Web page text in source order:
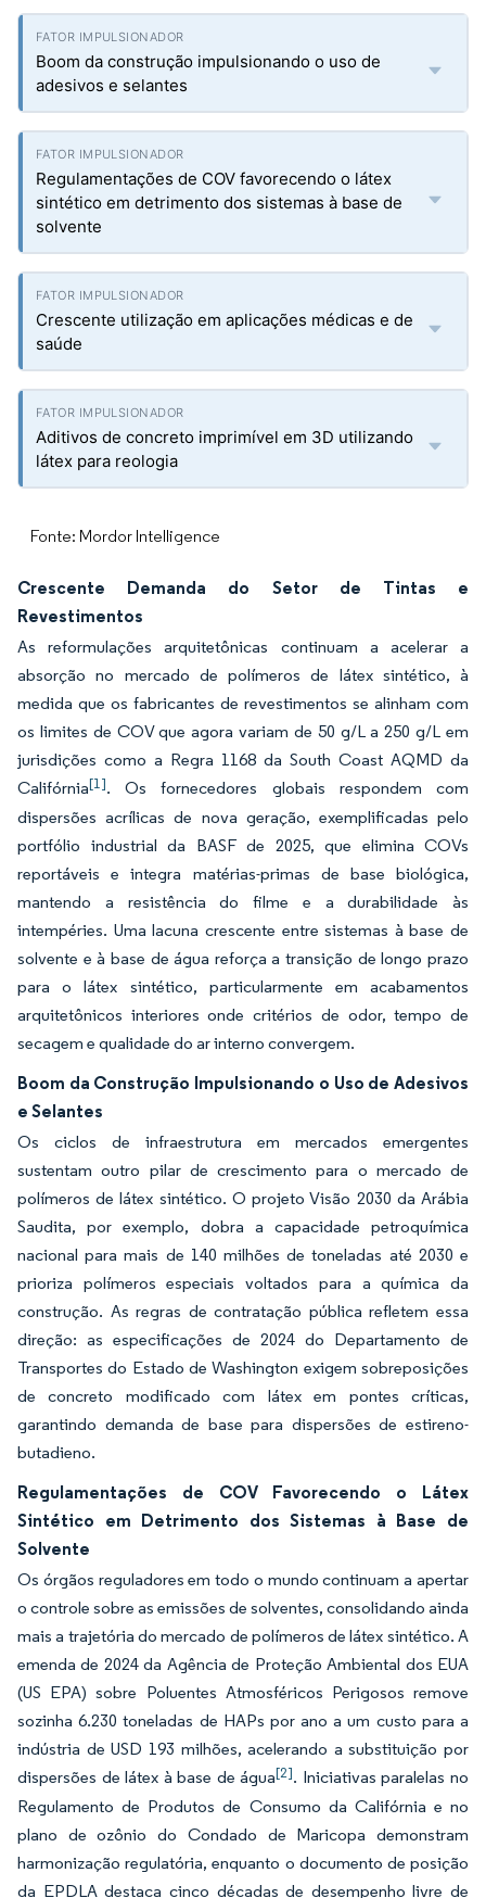
Boom da construção impulsionando o uso de
adesivos e selantes
Regulamentações de COV favorecendo o látex
sintético em detrimento dos sistemas à base de
solvente
Crescente utilização em aplicações médicas e de
saúde
Aditivos de concreto imprimível em 3D utilizando
látex para reologia
Fonte: Mordor Intelligence
Crescente Demanda do Setor de Tintas e
Revestimentos
As reformulações arquitetônicas continuam a acelerar a
absorção no mercado de polímeros de látex sintético, à
medida que os fabricantes de revestimentos se alinham com
os limites de COV que agora variam de 50 g/L a 250 g/L em
jurisdições como a Regra 1168 da South Coast AQMD da
Califórnia[1]. Os fornecedores globais respondem com
dispersões acrílicas de nova geração, exemplificadas pelo
portfólio industrial da BASF de 2025, que elimina COVs
reportáveis e integra matérias-primas de base biológica,
mantendo a resistência do filme e a durabilidade às
intempéries. Uma lacuna crescente entre sistemas à base de
solvente e à base de água reforça a transição de longo prazo
para o látex sintético, particularmente em acabamentos
arquitetônicos interiores onde critérios de odor, tempo de
secagem e qualidade do ar interno convergem.
Boom da Construção Impulsionando o Uso de Adesivos
e Selantes
Os ciclos de infraestrutura em mercados emergentes
sustentam outro pilar de crescimento para o mercado de
polímeros de látex sintético. O projeto Visão 2030 da Arábia
Saudita, por exemplo, dobra a capacidade petroquímica
nacional para mais de 140 milhões de toneladas até 2030 e
prioriza polímeros especiais voltados para a química da
construção. As regras de contratação pública refletem essa
direção: as especificações de 2024 do Departamento de
Transportes do Estado de Washington exigem sobreposições
de concreto modificado com látex em pontes críticas,
garantindo demanda de base para dispersões de estireno-
butadieno.
Regulamentações de COV Favorecendo o Látex
Sintético em Detrimento dos Sistemas à Base de
Solvente
Os órgãos reguladores em todo o mundo continuam a apertar
o controle sobre as emissões de solventes, consolidando ainda
mais a trajetória do mercado de polímeros de látex sintético. A
emenda de 2024 da Agência de Proteção Ambiental dos EUA
(US EPA) sobre Poluentes Atmosféricos Perigosos remove
sozinha 6.230 toneladas de HAPs por ano a um custo para a
indústria de USD 193 milhões, acelerando a substituição por
dispersões de látex à base de água[2]. Iniciativas paralelas no
Regulamento de Produtos de Consumo da Califórnia e no
plano de ozônio do Condado de Maricopa demonstram
harmonização regulatória, enquanto o documento de posição
da EPDLA destaca cinco décadas de desempenho livre de